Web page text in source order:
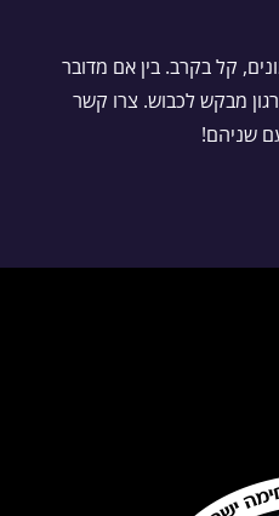
קל בקרב. בין אם מדובר
מבקש לכבוש. צרו קשר
שניהם!